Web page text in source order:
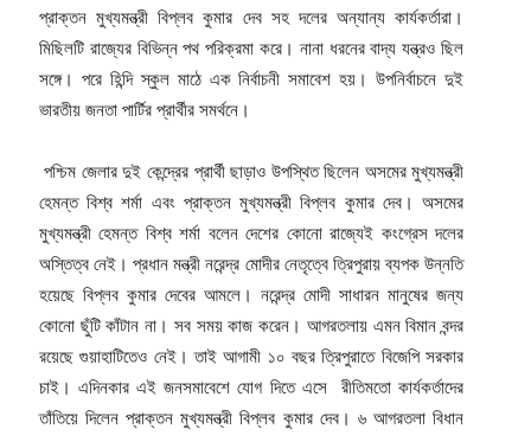
প্রাক্তন মুখ্যমন্ত্রী বিপ্লব কুমার দেব সহ দলের অন্যান্য কার্যকর্তারা।
মিছিলটি রাজ্যের বিভিন্ন পথ পরিক্রমা করে। নানা ধরনের বাদ্য যন্ত্রও ছিল
সঙ্গে। পরে হিন্দি স্কুল মাঠে এক নির্বাচনী সমাবেশ হয়। উপনির্বাচনে দুই
ভারতীয় জনতা পার্টির প্রার্থীর সমর্থনে।
পশ্চিম জেলার দুই কেন্দ্রের প্রার্থী ছাড়াও উপস্থিত ছিলেন অসমের মুখ্যমন্ত্রী
হেমন্ত বিশ্ব শর্মা এবং প্রাক্তন মুখ্যমন্ত্রী বিপ্লব কুমার দেব। অসমের
মুখ্যমন্ত্রী হেমন্ত বিশ্ব শর্মা বলেন দেশের কোনো রাজ্যেই কংগ্রেস দলের
অস্তিত্ব নেই। প্রধান মন্ত্রী নরেন্দ্র মোদীর নেতৃত্বে ত্রিপুরায় ব্যপক উন্নতি
হয়েছে বিপ্লব কুমার দেবের আমলে। নরেন্দ্র মোদী সাধারন মানুষের জন্য
কোনো ছুঁটি কাঁটান না। সব সময় কাজ করেন। আগরতলায় এমন বিমান বন্দর
রয়েছে গুয়াহাটিতেও নেই। তাই আগামী ১০ বছর ত্রিপুরাতে বিজেপি সরকার
চাই। এদিনকার এই জনসমাবেশে যোগ দিতে এসে রীতিমতো কার্যকর্তাদের
তাঁতিয়ে দিলেন প্রাক্তন মুখ্যমন্ত্রী বিপ্লব কুমার দেব। ৬ আগরতলা বিধান